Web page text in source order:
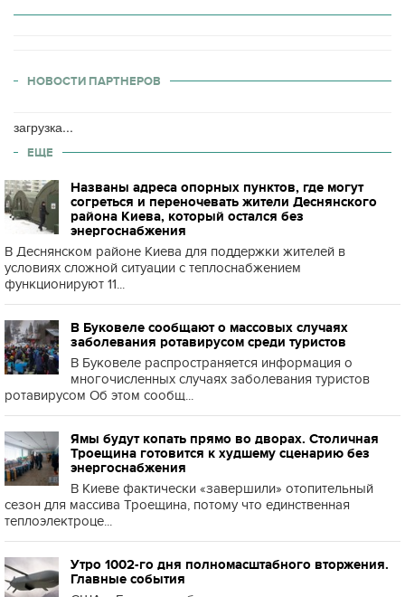
НОВОСТИ ПАРТНЕРОВ
загрузка...
ЕЩЕ
Названы адреса опорных пунктов, где могут
согреться и переночевать жители Деснянского
района Киева, который остался без
энергоснабжения
В Деснянском районе Киева для поддержки жителей в
условиях сложной ситуации с теплоснабжением
функционируют 11...
В Буковеле сообщают о массовых случаях
заболевания ротавирусом среди туристов
В Буковеле распространяется информация о
многочисленных случаях заболевания туристов
ротавирусом Об этом сообщ...
Ямы будут копать прямо во дворах. Столичная
Троещина готовится к худшему сценарию без
энергоснабжения
В Киеве фактически «завершили» отопительный
сезон для массива Троещина, потому что единственная
теплоэлектроце...
Утро 1002-го дня полномасштабного вторжения.
Главные события